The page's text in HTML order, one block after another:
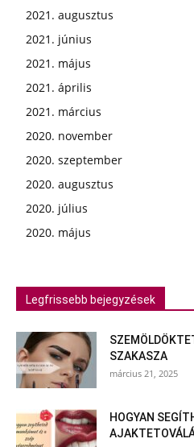
2021. augusztus
2021. június
2021. május
2021. április
2021. március
2020. november
2020. szeptember
2020. augusztus
2020. július
2020. május
Legfrissebb bejegyzések
SZAKASZA
március 21, 2025
HOGYAN